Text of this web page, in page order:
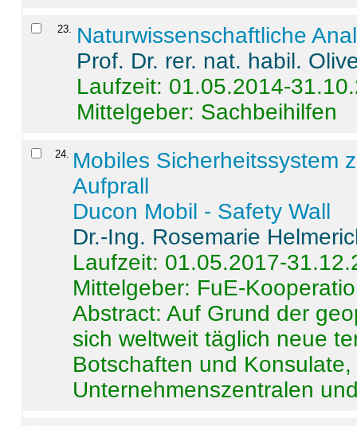
23. Naturwissenschaftliche
Prof. Dr. rer. nat. habil.
Laufzeit: 01.05.2014-
Mittelgeber: Sachbeihilfen
24. Mobiles Sicherheitssystem
Aufprall
Ducon Mobil - Safety Wall
Dr.-Ing. Rosemarie
Laufzeit: 01.05.2017-
Mittelgeber: FuE-
Abstract:Auf Grund der
sich weltweit täglich neue
Botschaften und
Unternehmenszentralen